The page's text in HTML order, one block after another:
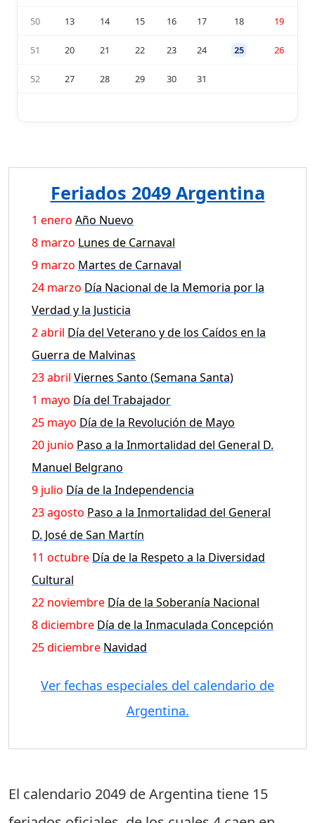
50 13 14 15 16 17 18 19
51 20 21 22 23 24 25 26
52 27 28 29 30 31
Feriados 2049 Argentina
1 enero Año Nuevo
8 marzo Lunes de Carnaval
9 marzo Martes de Carnaval
24 marzo Día Nacional de la Memoria por la
Verdad y la Justicia
2 abril Día del Veterano y de los Caídos en la
Guerra de Malvinas
23 abril Viernes Santo (Semana Santa)
1 mayo Día del Trabajador
25 mayo Día de la Revolución de Mayo
20 junio Paso a la Inmortalidad del General D.
Manuel Belgrano
9 julio Día de la Independencia
23 agosto Paso a la Inmortalidad del General
D. José de San Martín
11 octubre Día de la Respeto a la Diversidad
Cultural
22 noviembre Día de la Soberanía Nacional
8 diciembre Día de la Inmaculada Concepción
25 diciembre Navidad
Ver fechas especiales del calendario de
Argentina.
El calendario 2049 de Argentina tiene 15